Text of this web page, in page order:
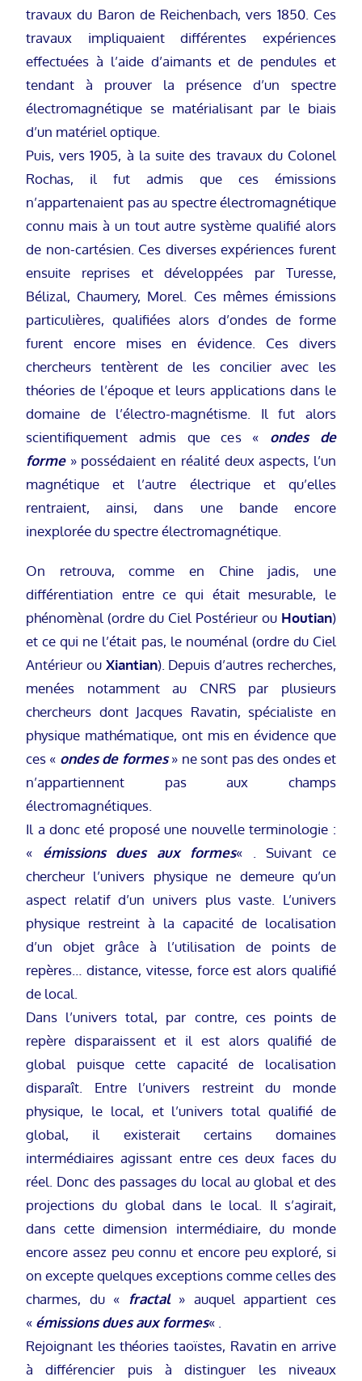
travaux du Baron de Reichenbach, vers 1850. Ces
travaux impliquaient différentes expériences
effectuées à l’aide d’aimants et de pendules et
tendant à prouver la présence d’un spectre
électromagnétique se matérialisant par le biais
d’un matériel optique.
Puis, vers 1905, à la suite des travaux du Colonel
Rochas, il fut admis que ces émissions
n’appartenaient pas au spectre électromagnétique
connu mais à un tout autre système qualifié alors
de non-cartésien. Ces diverses expériences furent
ensuite reprises et développées par Turesse,
Bélizal, Chaumery, Morel. Ces mêmes émissions
particulières, qualifiées alors d’ondes de forme
furent encore mises en évidence. Ces divers
chercheurs tentèrent de les concilier avec les
théories de l’époque et leurs applications dans le
domaine de l’électro-magnétisme. Il fut alors
scientifiquement admis que ces « ondes de
forme» possédaient en réalité deux aspects, l’un
magnétique et l’autre électrique et qu’elles
rentraient, ainsi, dans une bande encore
inexplorée du spectre électromagnétique.
On retrouva, comme en Chine jadis, une
différentiation entre ce qui était mesurable, le
phénomènal (ordre du Ciel Postérieur ou Houtian)
et ce qui ne l’était pas, le nouménal (ordre du Ciel
Antérieur ou Xiantian). Depuis d’autres recherches,
menées notamment au CNRS par plusieurs
chercheurs dont Jacques Ravatin, spécialiste en
physique mathématique, ont mis en évidence que
ces « ondes de formes» ne sont pas des ondes et
n’appartiennent pas aux champs
électromagnétiques.
Il a donc eté proposé une nouvelle terminologie :
« émissions dues aux formes« . Suivant ce
chercheur l’univers physique ne demeure qu’un
aspect relatif d’un univers plus vaste. L’univers
physique restreint à la capacité de localisation
d’un objet grâce à l’utilisation de points de
repères… distance, vitesse, force est alors qualifié
de local.
Dans l’univers total, par contre, ces points de
repère disparaissent et il est alors qualifié de
global puisque cette capacité de localisation
disparaît. Entre l’univers restreint du monde
physique, le local, et l’univers total qualifié de
global, il existerait certains domaines
intermédiaires agissant entre ces deux faces du
réel. Donc des passages du local au global et des
projections du global dans le local. Il s’agirait,
dans cette dimension intermédiaire, du monde
encore assez peu connu et encore peu exploré, si
on excepte quelques exceptions comme celles des
charmes, du «
fractal» auquel appartient ces
« émissions dues aux formes« .
Rejoignant les théories taoïstes, Ravatin en arrive
à différencier puis à distinguer les niveaux